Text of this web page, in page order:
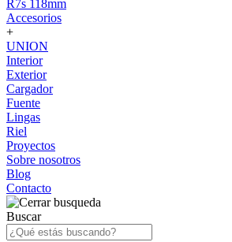
R7s 118mm
Accesorios
+
UNION
Interior
Exterior
Cargador
Fuente
Lingas
Riel
Proyectos
Sobre nosotros
Blog
Contacto
Buscar